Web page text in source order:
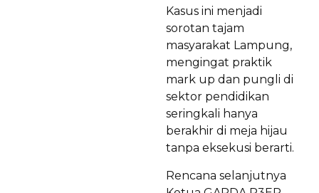
Kasus ini menjadi
sorotan tajam
masyarakat Lampung,
mengingat praktik
mark up dan pungli di
sektor pendidikan
seringkali hanya
berakhir di meja hijau
tanpa eksekusi berarti.
Rencana selanjutnya